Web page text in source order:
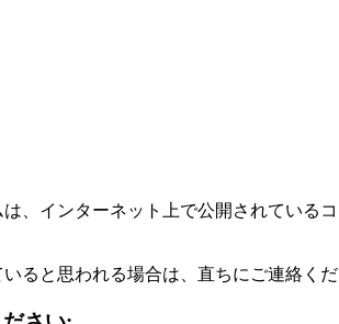
、インターネット上で公開されている
ると思われる場合は、直ちにご連絡く